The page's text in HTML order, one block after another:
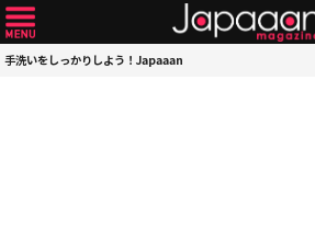
手洗いをしっかりしよう！Japaaan